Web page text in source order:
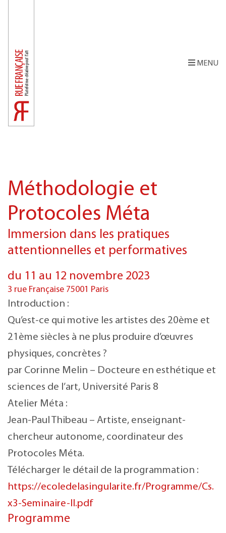
MENU
Méthodologie et
Protocoles Méta
Immersion dans les pratiques
attentionnelles et performatives
du 11 au 12 novembre 2023
3 rue Française 75001 Paris
Introduction :
Qu’est-ce qui motive les artistes des 20ème et
21ème siècles à ne plus produire d’œuvres
physiques, concrètes ?
par Corinne Melin – Docteure en esthétique et
sciences de l’art, Université Paris 8
Atelier Méta :
Jean-Paul Thibeau – Artiste, enseignant-
chercheur autonome, coordinateur des
Protocoles Méta.
Télécharger le détail de la programmation :
https://ecoledelasingularite.fr/Programme/Cs.
x3-Seminaire-II.pdf
Programme